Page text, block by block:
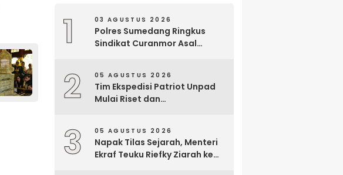
1 03 AGUSTUS 2026
Polres Sumedang Ringkus
Sindikat Curanmor Asal
2 05 AGUSTUS 2026
Tim Ekspedisi Patriot Unpad
Mulai Riset dan
Tomage, Fakfak
3 05 AGUSTUS 2026
Napak Tilas Sejarah, Menteri
Ekraf Teuku Riefky Ziarah ke